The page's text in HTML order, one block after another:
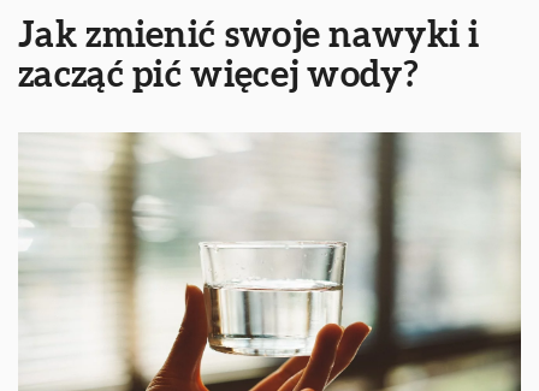
Jak zmienić swoje nawyki i
zacząć pić więcej wody?